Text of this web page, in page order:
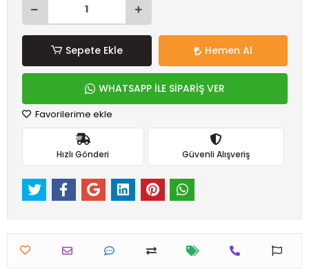
Sepete Ekle Hemen Al
WHATSAPP İLE SİPARİŞ VER
Favorilerime ekle
Hızlı Gönderi Güvenli Alışveriş